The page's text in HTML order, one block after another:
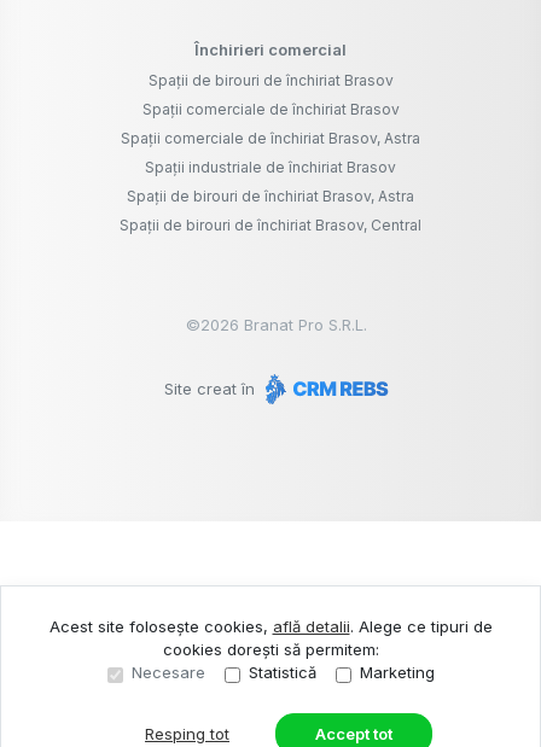
Închirieri comercial
Spații de birouri de închiriat Brasov
Spații comerciale de închiriat Brasov
Spații comerciale de închiriat Brasov, Astra
Spații industriale de închiriat Brasov
Spații de birouri de închiriat Brasov, Astra
Spații de birouri de închiriat Brasov, Central
©2026 Branat Pro S.R.L.
Site creat în
Acest site folosește cookies, află detalii. Alege ce tipuri de
cookies dorești să permitem:
Necesare
Statistică Marketing
Resping tot Accept tot